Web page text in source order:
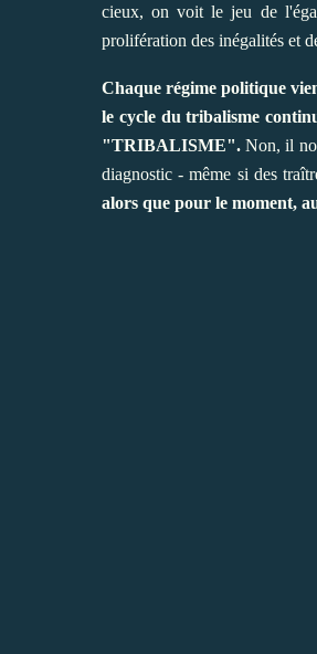
cieux, on voit le jeu de
prolifération des inégalités et
Chaque régime politique
le cycle du tribalisme
"TRIBALISME". Non, il
diagnostic - même si des
alors que pour le moment,